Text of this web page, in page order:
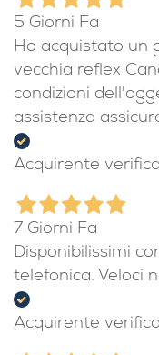
5 Giorni Fa
Ho acquistato un
vecchia reflex
condizioni
assistenza
Acquirente
7 Giorni Fa
Disponibilissimi
telefonica. Veloci
Acquirente